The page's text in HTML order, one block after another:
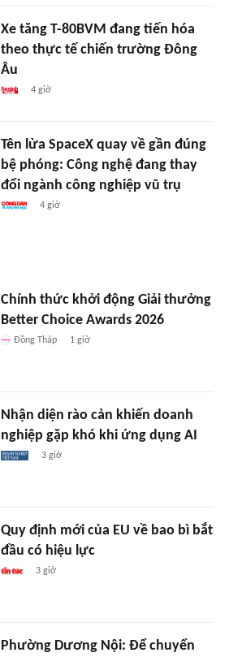
Xe tăng T-80BVM đang tiến hóa
theo thực tế chiến trường Đông
Âu
4 giờ
Tên lửa SpaceX quay về gần đúng
bệ phóng: Công nghệ đang thay
đổi ngành công nghiệp vũ trụ
4 giờ
Chính thức khởi động Giải thưởng
Better Choice Awards 2026
Đồng Tháp 1 giờ
Nhận diện rào cản khiến doanh
nghiệp gặp khó khi ứng dụng AI
3 giờ
Quy định mới của EU về bao bì bắt
đầu có hiệu lực
3 giờ
Phường Dương Nội: Để chuyển